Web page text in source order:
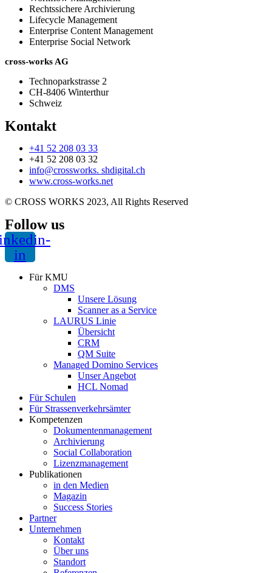
Rechtssichere Archivierung
Lifecycle Management
Enterprise Content Management
Enterprise Social Network
cross-works AG
Technoparkstrasse 2
CH-8406 Winterthur
Schweiz
Kontakt
+41 52 208 03 33
+41 52 208 03 32
info@crossworks. shdigital.ch
www.cross-works.net
© CROSS WORKS 2023, All Rights Reserved
Follow us
in
Für KMU
DMS
Unsere Lösung
Scanner as a Service
LAURUS Linie
Übersicht
CRM
QM Suite
Managed Domino Services
Unser Angebot
HCL Nomad
Für Schulen
Für Strassenverkehrsämter
Kompetenzen
Dokumentenmanagement
Archivierung
Social Collaboration
Lizenzmanagement
Publikationen
in den Medien
Magazin
Success Stories
Partner
Unternehmen
Kontakt
Über uns
Standort